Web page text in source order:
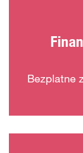
Bezplatne